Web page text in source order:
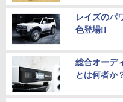
レイズのパ
色登場!!
総合オーデ
とは何者か